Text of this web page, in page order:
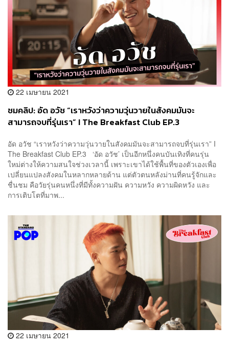
22 เมษายน 2021
ชมคลิป: อัด อวัช “เราหวังว่าความวุ่นวายในสังคมมันจะ
สามารถจบที่รุ่นเรา” I The Breakfast Club EP.3
อัด อวัช “เราหวังว่าความวุ่นวายในสังคมมันจะสามารถจบที่รุ่นเรา” I
The Breakfast Club EP.3 ‘อัด อวัช’ เป็นอีกหนึ่งคนบันเทิงที่คนรุ่น
ใหม่ต่างให้ความสนใจช่วงเวลานี้ เพราะเขาได้ใช้พื้นที่ของตัวเองเพื่อ
เปลี่ยนแปลงสังคมในหลากหลายด้าน แต่ตัวตนหลังม่านที่คนรู้จักและ
ชื่นชม คือวัยรุ่นคนหนึ่งที่มีทั้งความฝัน ความหวัง ความผิดหวัง และ
การเติบโตที่มาพ...
22 เมษายน 2021